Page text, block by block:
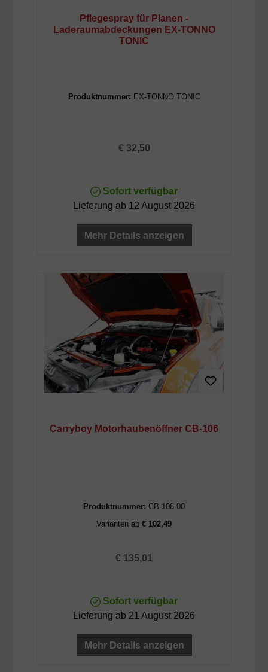
Pflegespray für Planen -
Laderaumabdeckungen EX-TONNO
TONIC
Produktnummer: EX-TONNO TONIC
Regulärer Preis:
€ 32,50
Sofort verfügbar
Lieferung ab 12 August 2026
Mehr Details anzeigen
Carryboy Motorhaubenöffner CB-106
Produktnummer: CB-106-00
Varianten ab € 102,49
Regulärer Preis:
€ 135,01
Sofort verfügbar
Lieferung ab 21 August 2026
Mehr Details anzeigen